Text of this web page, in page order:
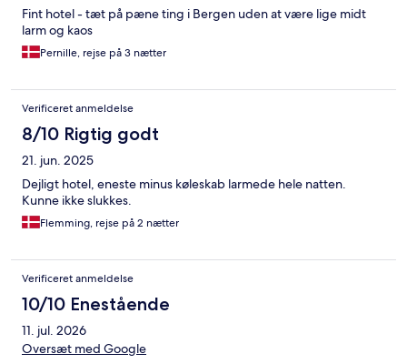
Fint hotel - tæt på pæne ting i Bergen uden at være lige midt
larm og kaos
Pernille, rejse på 3 nætter
Verificeret anmeldelse
8/10 Rigtig godt
21. jun. 2025
Dejligt hotel, eneste minus køleskab larmede hele natten.
Kunne ikke slukkes.
Flemming, rejse på 2 nætter
Verificeret anmeldelse
10/10 Enestående
11. jul. 2026
Oversæt med Google